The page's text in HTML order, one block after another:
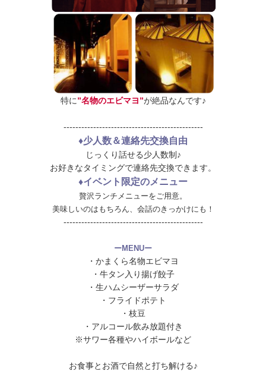
特に”名物のエビマヨ”が絶品なんです♪
-----------------------------------------------
♦少人数＆連絡先交換自由
じっくり話せる少人数制♪
お好きなタイミングで連絡先交換できます。
♦イベント限定のメニュー
贅沢ランチメニューをご用意。
美味しいのはもちろん、会話のきっかけにも！
-----------------------------------------------
ーMENUー
・かまくら名物エビマヨ
・牛タン入り揚げ餃子
・生ハムシーザーサラダ
・フライドポテト
・枝豆
・アルコール飲み放題付き
※サワー各種やハイボールなど
お食事とお酒で自然と打ち解ける♪